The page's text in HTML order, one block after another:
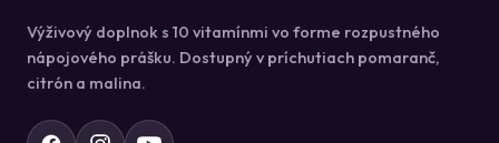
Výživový doplnok s 10 vitamínmi vo forme rozpustného
nápojového prášku. Dostupný v príchutiach pomaranč,
citrón a malina.